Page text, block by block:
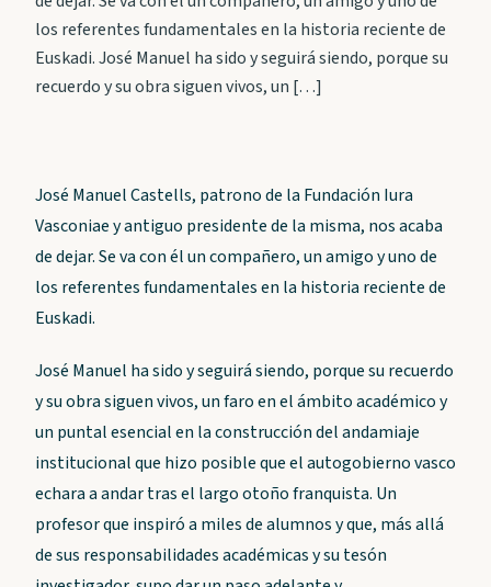
los referentes fundamentales en la historia reciente de
Euskadi. José Manuel ha sido y seguirá siendo, porque su
recuerdo y su obra siguen vivos, un […]
José Manuel Castells, patrono de la Fundación Iura
Vasconiae y antiguo presidente de la misma, nos acaba
de dejar. Se va con él un compañero, un amigo y uno de
los referentes fundamentales en la historia reciente de
Euskadi.
José Manuel ha sido y seguirá siendo, porque su recuerdo
y su obra siguen vivos, un faro en el ámbito académico y
un puntal esencial en la construcción del andamiaje
institucional que hizo posible que el autogobierno vasco
echara a andar tras el largo otoño franquista. Un
profesor que inspiró a miles de alumnos y que, más allá
de sus responsabilidades académicas y su tesón